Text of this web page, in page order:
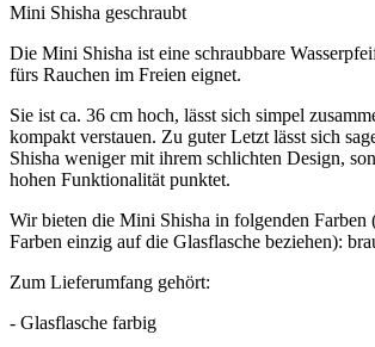
Mini Shisha geschraubt
Die Mini Shisha ist eine schraubbare
fürs Rauchen im Freien eignet.
Sie ist ca. 36 cm hoch, lässt sich simpel
kompakt verstauen. Zu guter Letzt lässt sich
Shisha weniger mit ihrem schlichten Design,
hohen Funktionalität punktet.
Wir bieten die Mini Shisha in folgenden Farben
Farben einzig auf die Glasflasche beziehen):
Zum Lieferumfang gehört:
- Glasflasche farbig